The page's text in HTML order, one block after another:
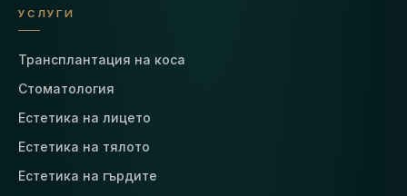
УСЛУГИ
Трансплантация на коса
Стоматология
Естетика на лицето
Естетика на тялото
Естетика на гърдите